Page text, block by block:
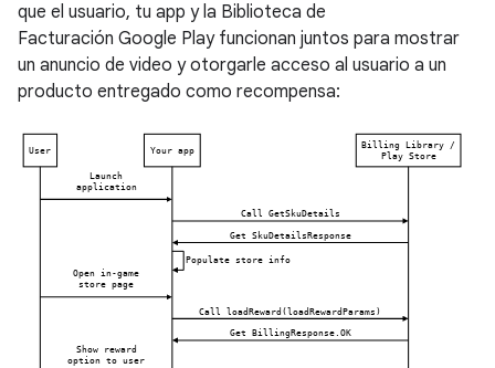
que el usuario, tu app y la Biblioteca de
Facturación Google Play funcionan juntos para mostrar
un anuncio de video y otorgarle acceso al usuario a un
producto entregado como recompensa: